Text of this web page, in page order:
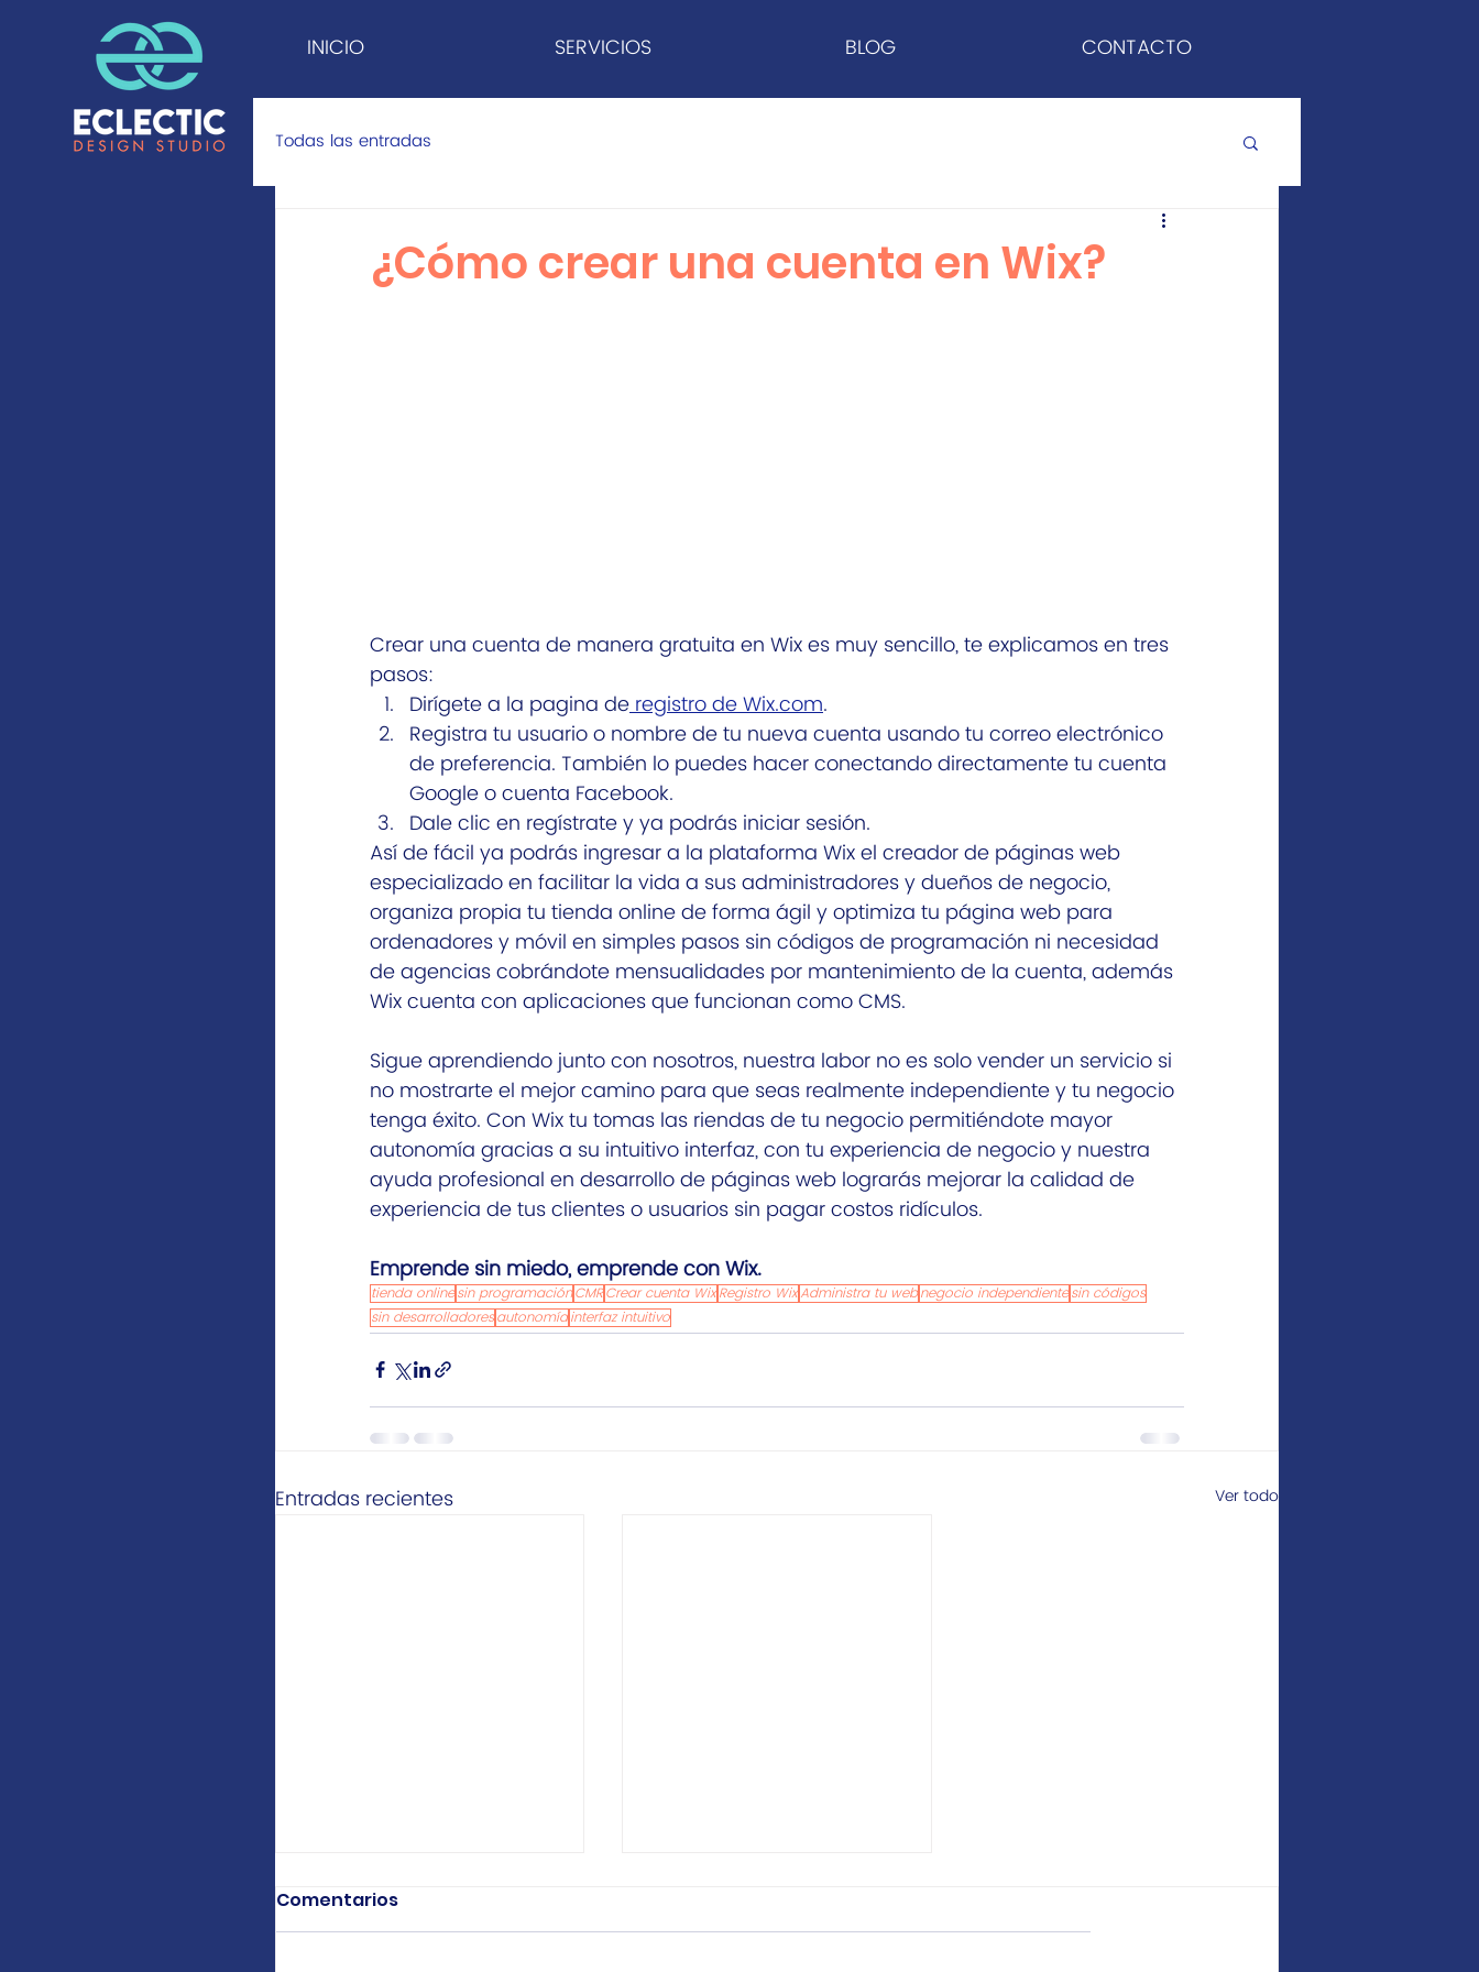
INICIO SERVICIOS BLOG CONTACTO
Todas las entradas
¿Cómo crear una cuenta en Wix?
Crear una cuenta de manera gratuita en Wix es muy sencillo, te explicamos en tres
pasos:
Dirígete a la pagina de registro de Wix.com.
Registra tu usuario o nombre de tu nueva cuenta usando tu correo electrónico
de preferencia. También lo puedes hacer conectando directamente tu cuenta
Google o cuenta Facebook.
Dale clic en regístrate y ya podrás iniciar sesión.
Así de fácil ya podrás ingresar a la plataforma Wix el creador de páginas web
especializado en facilitar la vida a sus administradores y dueños de negocio,
organiza propia tu tienda online de forma ágil y optimiza tu página web para
ordenadores y móvil en simples pasos sin códigos de programación ni necesidad
de agencias cobrándote mensualidades por mantenimiento de la cuenta, además
Wix cuenta con aplicaciones que funcionan como CMS.
Sigue aprendiendo junto con nosotros, nuestra labor no es solo vender un servicio si
no mostrarte el mejor camino para que seas realmente independiente y tu negocio
tenga éxito. Con Wix tu tomas las riendas de tu negocio permitiéndote mayor
autonomía gracias a su intuitivo interfaz, con tu experiencia de negocio y nuestra
ayuda profesional en desarrollo de páginas web lograrás mejorar la calidad de
experiencia de tus clientes o usuarios sin pagar costos ridículos.
Emprende sin miedo, emprende con Wix.
tienda onlinesin programaciónCMRCrear cuenta WixRegistro WixAdministra tu webnegocio independientesin códigos
sin desarrolladoresautonomíainterfaz intuitivo
Entradas recientes Ver todo
Comentarios